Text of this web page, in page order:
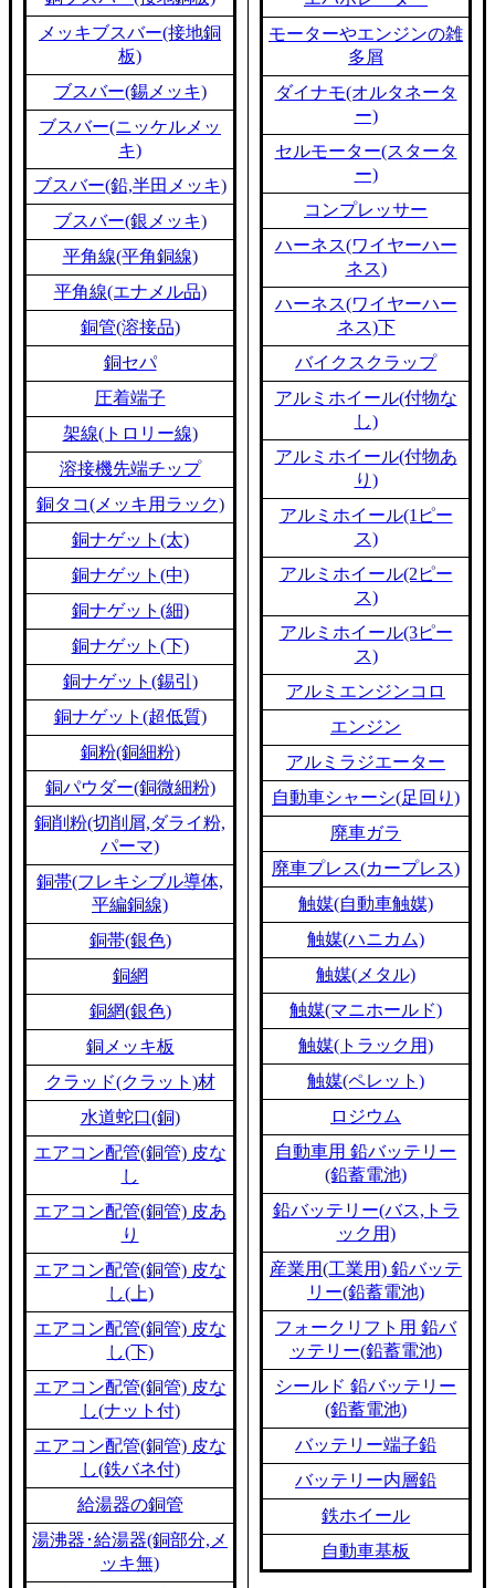
メッキブスバー(接地銅
板)
ブスバー(錫メッキ)
ブスバー(ニッケルメッ
キ)
ブスバー(鉛,半田メッキ)
ブスバー(銀メッキ)
平角線(平角銅線)
平角線(エナメル品)
銅管(溶接品)
銅セパ
圧着端子
架線(トロリー線)
溶接機先端チップ
銅タコ(メッキ用ラック)
銅ナゲット(太)
銅ナゲット(中)
銅ナゲット(細)
銅ナゲット(下)
銅ナゲット(錫引)
銅ナゲット(超低質)
銅粉(銅細粉)
銅パウダー(銅微細粉)
銅削粉(切削屑,ダライ粉,
パーマ)
銅帯(フレキシブル導体,
平編銅線)
銅帯(銀色)
銅網
銅網(銀色)
銅メッキ板
クラッド(クラット)材
水道蛇口(銅)
エアコン配管(銅管) 皮な
し
エアコン配管(銅管) 皮あ
り
エアコン配管(銅管) 皮な
し(上)
エアコン配管(銅管) 皮な
し(下)
エアコン配管(銅管) 皮な
し(ナット付)
エアコン配管(銅管) 皮な
し(鉄バネ付)
給湯器の銅管
湯沸器･給湯器(銅部分,メ
ッキ無)
モーターやエンジンの雑
多屑
ダイナモ(オルタネータ
ー)
セルモーター(スタータ
ー)
コンプレッサー
ハーネス(ワイヤーハー
ネス)
ハーネス(ワイヤーハー
ネス)下
バイクスクラップ
アルミホイール(付物な
し)
アルミホイール(付物あ
り)
アルミホイール(1ピー
ス)
アルミホイール(2ピー
ス)
アルミホイール(3ピー
ス)
アルミエンジンコロ
エンジン
アルミラジエーター
自動車シャーシ(足回り)
廃車ガラ
廃車プレス(カープレス)
触媒(自動車触媒)
触媒(ハニカム)
触媒(メタル)
触媒(マニホールド)
触媒(トラック用)
触媒(ペレット)
ロジウム
自動車用 鉛バッテリー
(鉛蓄電池)
鉛バッテリー(バス,トラ
ック用)
産業用(工業用) 鉛バッテ
リー(鉛蓄電池)
フォークリフト用 鉛バ
ッテリー(鉛蓄電池)
シールド 鉛バッテリー
(鉛蓄電池)
バッテリー端子鉛
バッテリー内層鉛
鉄ホイール
自動車基板